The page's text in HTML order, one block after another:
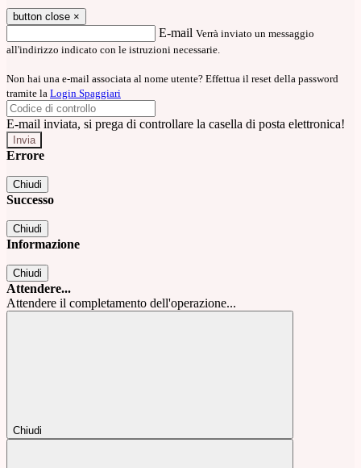
button close ×
E-mail Verrà inviato un messaggio
all'indirizzo indicato con le istruzioni necessarie.
Non hai una e-mail associata al nome utente? Effettua il reset della password
tramite la Login Spaggiari
E-mail inviata, si prega di controllare la casella di posta elettronica!
Errore
Chiudi
Successo
Chiudi
Informazione
Chiudi
Attendere...
Attendere il completamento dell'operazione...
Chiudi